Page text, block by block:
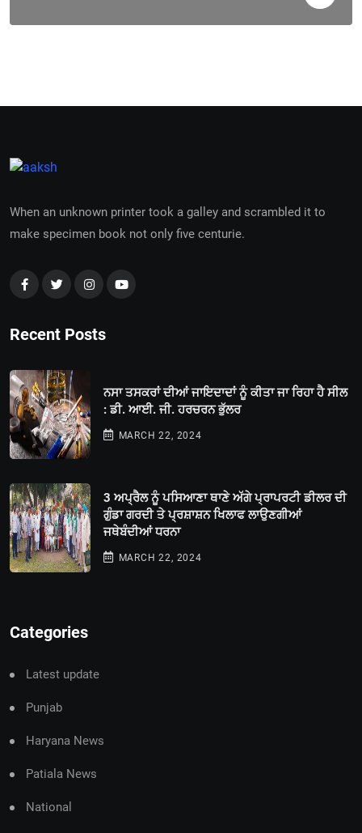
When an unknown printer took a galley and scrambled it to
make specimen book not only five centurie.
Recent Posts
ਨਸਾ ਤਸਕਰਾਂ ਦੀਆਂ ਜਾਇਦਾਦਾਂ ਨੂੰ ਕੀਤਾ ਜਾ ਰਿਹਾ ਹੈ ਸੀਲ
: ਡੀ. ਆਈ. ਜੀ. ਹਰਚਰਨ ਭੁੱਲਰ
MARCH 22, 2024
3 ਅਪ੍ਰੈਲ ਨੂੰ ਪਸਿਆਣਾ ਥਾਣੇ ਅੱਗੇ ਪ੍ਰਾਪਰਟੀ ਡੀਲਰ ਦੀ
ਗੁੰਡਾ ਗਰਦੀ ਤੇ ਪ੍ਰਸ਼ਾਸ਼ਨ ਖਿਲਾਫ ਲਾਉਣਗੀਆਂ
ਜਥੇਬੰਦੀਆਂ ਧਰਨਾ
MARCH 22, 2024
Categories
Latest update
Punjab
Haryana News
Patiala News
National